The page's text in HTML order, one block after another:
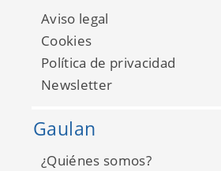
Aviso legal
Cookies
Política de privacidad
Newsletter
Gaulan
¿Quiénes somos?